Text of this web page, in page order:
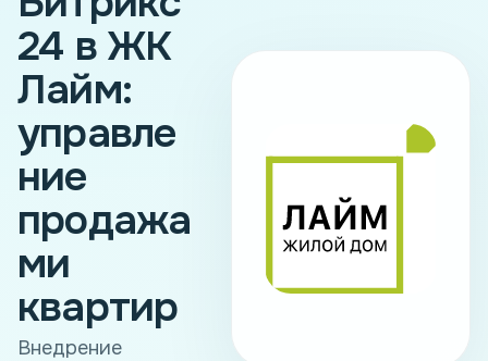
24 в ЖК
Лайм:
управле
ние
продажа
ми
квартир
Внедрение